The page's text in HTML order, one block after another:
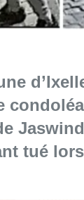
tué